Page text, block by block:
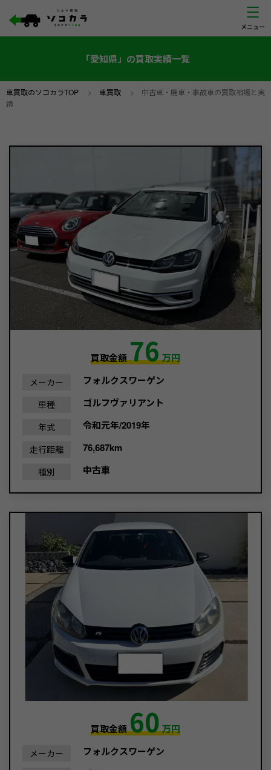
「愛知県」の買取実績一覧
車買取のソコカラTOP > 車買取 > 中古車・廃車・事故車の買取相場と実
績
買取金額76万円
メーカー フォルクスワーゲン
車種 ゴルフヴァリアント
年式 令和元年/2019年
走行距離 76,687km
種別 中古車
買取金額60万円
メーカー フォルクスワーゲン